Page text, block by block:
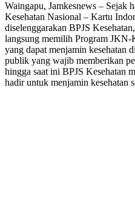
Waingapu, Jamkesnews – Sejak
Kesehatan Nasional – Kartu
diselenggarakan BPJS
langsung memilih Program JKN-
yang dapat menjamin kesehatan
publik yang wajib memberikan
hingga saat ini BPJS Kesehatan
hadir untuk menjamin kesehatan